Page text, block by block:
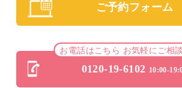
ご予約フォーム
お電話はこちら お気軽にご相
0120-19-6102 10:00-